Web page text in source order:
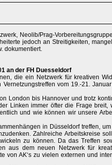
Neolib/Prag-
jedoch an Streitigkeiten,
dokumentiert.
an der FH Duesseldorf
die ein Netzwerk für kreativen
vom 19.-21.
London bis Hannover und trotz
Linken immer öfter die Frage breit,
und wie können wir unsere
in Düsseldorf treffen,
Zahlreiche Arbeitskreise
zu können. Da das Treffen
aus dem neuen Netzwerk für
von AK‘s zu vielen externen und